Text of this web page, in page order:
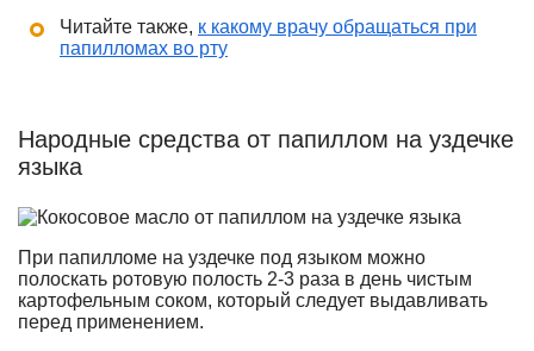
Читайте также, к какому врачу обращаться при
папилломах во рту
Народные средства от папиллом на уздечке
языка
При папилломе на уздечке под языком можно
полоскать ротовую полость 2-3 раза в день чистым
картофельным соком, который следует выдавливать
перед применением.